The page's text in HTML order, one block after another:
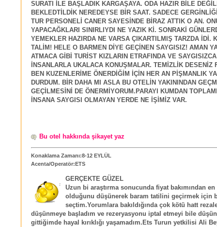
SURATI İLE BAŞLADIK KARGAŞAYA. ODA HAZIR BİLE
BEKLEDTİLDİK NEREDEYSE BİR SAAT. SADECE
TUR PERSONELİ CANER SAYESİNDE BİRAZ ATTIK O AN.
YAPACAĞKLARI SINIRLIYDI NE YAZIK Kİ. SONRAKİ
YEMEKLER HAZIRDA NE VARSA ÇIKARTILMIŞ TARZDA İDİ.
TALİM! HELE O BARMEN DİYE GEÇİNEN SAYGISIZ! AMAN
ATMACA GİBİ TURİST KIZLARIN ETRAFINDA VE
İNSANLARLA UKALACA KONUŞMALAR. TEMİZLİK DESENİZ
BEN KUZENLERİME ÖNERDİĞİM İÇİN HER AN PİŞMANLIK
DURDUM. BİR DAHA MI ASLA BU OTELİN YAKININDAN
GEÇİLMESİNİ DE ÖNERMİYORUM.PARAYI KUMDAN
İNSANA SAYGISI OLMAYAN YERDE NE İŞİMİZ VAR.
Bu otel hakkında şikayet yaz
Konaklama Zamanı:8-12 EYLÜL
Acenta/Operatör:ETS
GERÇEKTE GÜZEL
Uzun bi araştırma sonucunda fiyat bakımından
olduğunu düşünerek baram tatilini geçirmek için
seçtim.Yorumlara bakıldığında çok kötü hatt
düşünmeye başladım ve rezeryasyonu iptal etmeyi bile
gittiğimde hayal kırıklığı yaşamadım.Ets Turun yetkilisi Ali